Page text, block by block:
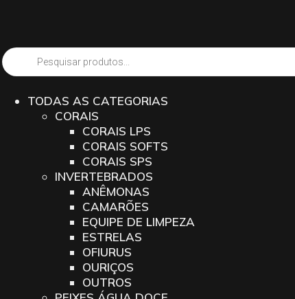
TODAS AS CATEGORIAS
CORAIS
CORAIS LPS
CORAIS SOFTS
CORAIS SPS
INVERTEBRADOS
ANÊMONAS
CAMARÕES
EQUIPE DE LIMPEZA
ESTRELAS
OFIURUS
OURIÇOS
OUTROS